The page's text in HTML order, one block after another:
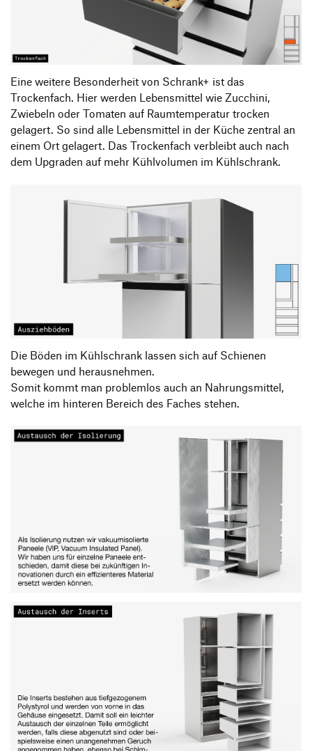
Eine weitere Besonderheit von Schrank+ ist das
Trockenfach. Hier werden Lebensmittel wie Zucchini,
Zwiebeln oder Tomaten auf Raumtemperatur trocken
gelagert. So sind alle Lebensmittel in der Küche zentral an
einem Ort gelagert. Das Trockenfach verbleibt auch nach
dem Upgraden auf mehr Kühlvolumen im Kühlschrank.
Die Böden im Kühlschrank lassen sich auf Schienen
bewegen und herausnehmen.
Somit kommt man problemlos auch an Nahrungsmittel,
welche im hinteren Bereich des Faches stehen.